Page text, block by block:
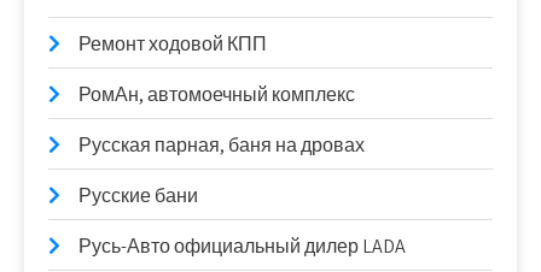
Ремонт ходовой КПП
РомАн, автомоечный комплекс
Русская парная, баня на дровах
Русские бани
Русь-Авто официальный дилер LADA